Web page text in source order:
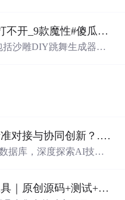
合上班划水时使用。outputstream 生成的word打不开_9款魔性#傻瓜生成器#，上班可以划水一天
沙雕DIY跳舞生成器、
适合上班划水时使用。
园区如何推动科技资源精准对接与协同创新？.docx
据库，深度探索AI技术
动科技创新与产业创新仓颉测试套件不稳定性工具｜原创源码+测试+离线报告